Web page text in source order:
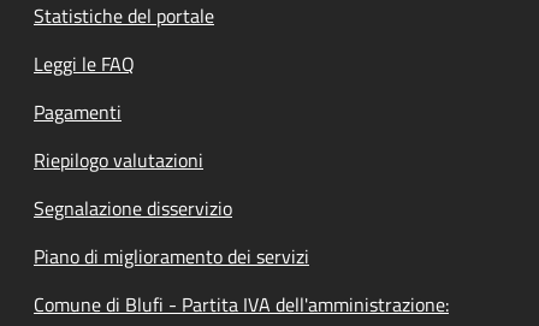
Statistiche del portale
Leggi le FAQ
Pagamenti
Riepilogo valutazioni
Segnalazione disservizio
Piano di miglioramento dei servizi
Comune di Blufi - Partita IVA dell'amministrazione: